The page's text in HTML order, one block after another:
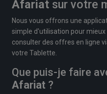
Afariat sur votre
Nous vous offrons une
simple d'utilisation pour
consulter des offres en ligne
votre Tablette.
Que puis-je faire
Afariat ?